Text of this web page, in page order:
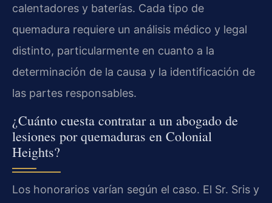
calentadores y baterías. Cada tipo de
quemadura requiere un análisis médico y legal
distinto, particularmente en cuanto a la
determinación de la causa y la identificación de
las partes responsables.
¿Cuánto cuesta contratar a un abogado de
lesiones por quemaduras en Colonial
Heights?
Los honorarios varían según el caso. El Sr. Sris y